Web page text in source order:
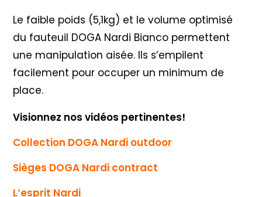
Le faible poids (5,1kg) et le volume optimisé
du fauteuil DOGA Nardi Bianco permettent
une manipulation aisée. Ils s’empilent
facilement pour occuper un minimum de
place.
Visionnez nos vidéos pertinentes!
Collection DOGA Nardi outdoor
Sièges DOGA Nardi contract
L’esprit Nardi